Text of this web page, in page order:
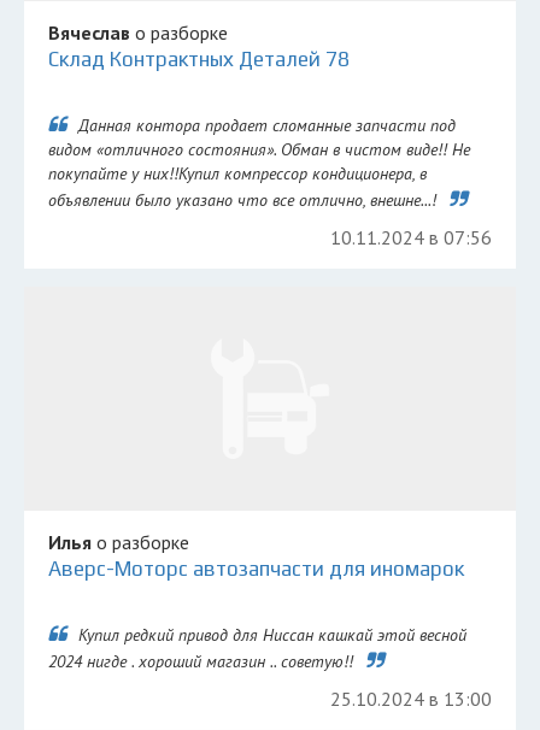
Вячеслав о разборке
Склад Контрактных Деталей 78
Данная контора продает сломанные запчасти под
видом «отличного состояния». Обман в чистом виде!! Не
покупайте у них!!Купил компрессор кондиционера, в
объявлении было указано что все отлично, внешне...!
10.11.2024 в 07:56
Илья о разборке
Аверс-Моторс автозапчасти для иномарок
Купил редкий привод для Ниссан кашкай этой весной
2024 нигде . хороший магазин .. советую!!
25.10.2024 в 13:00